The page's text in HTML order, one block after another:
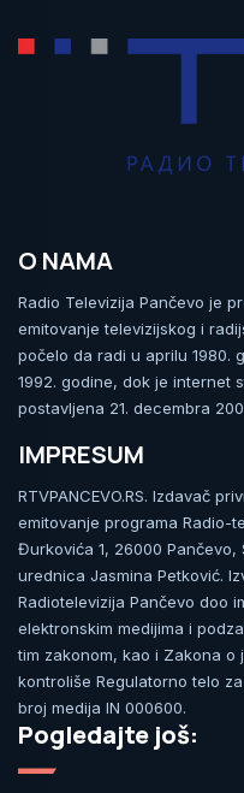
O NAMA
Radio Televizija Pančevo je
emitovanje televizijskog i
počelo da radi u aprilu 1980.
1992. godine, dok je internet
postavljena 21. decembra
IMPRESUM
RTVPANCEVO.RS. Izdavač
emitovanje programa Radio-
Đurkovića 1, 26000
urednica Jasmina Petković.
Radiotelevizija Pančevo doo
elektronskim medijima i
tim zakonom, kao i Zakona o
kontroliše Regulatorno telo
broj medija IN 000600.
Pogledajte još: